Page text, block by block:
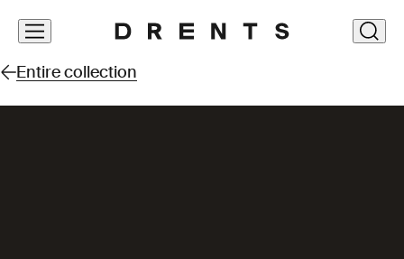
Skip
Entire collection